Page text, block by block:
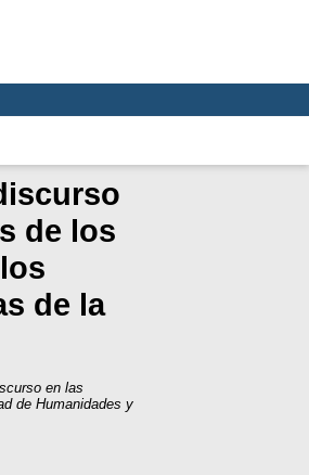
de los
de la
en las
de Humanidades y